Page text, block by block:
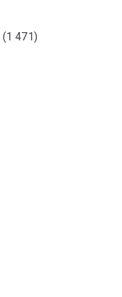
(1 471)